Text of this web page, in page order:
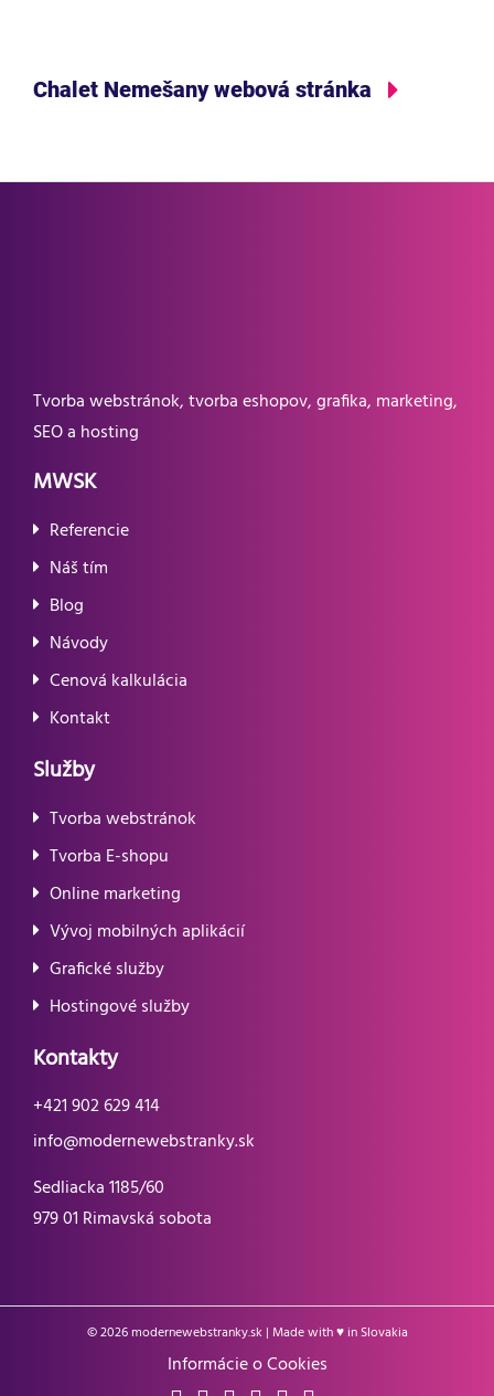
Chalet Nemešany webová stránka
Tvorba webstránok, tvorba eshopov, grafika, marketing,
SEO a hosting
MWSK
Referencie
Náš tím
Blog
Návody
Cenová kalkulácia
Kontakt
Služby
Tvorba webstránok
Tvorba E-shopu
Online marketing
Vývoj mobilných aplikácií
Grafické služby
Hostingové služby
Kontakty
+421 902 629 414
info@modernewebstranky.sk
Sedliacka 1185/60
979 01 Rimavská sobota
© 2026modernewebstranky.sk| Made with ♥ in Slovakia
Informácie o Cookies